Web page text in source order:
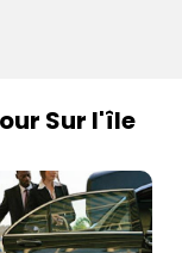
Sur l'île